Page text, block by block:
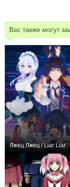
Вас также могут
Лжец Лжец / Liar Liar